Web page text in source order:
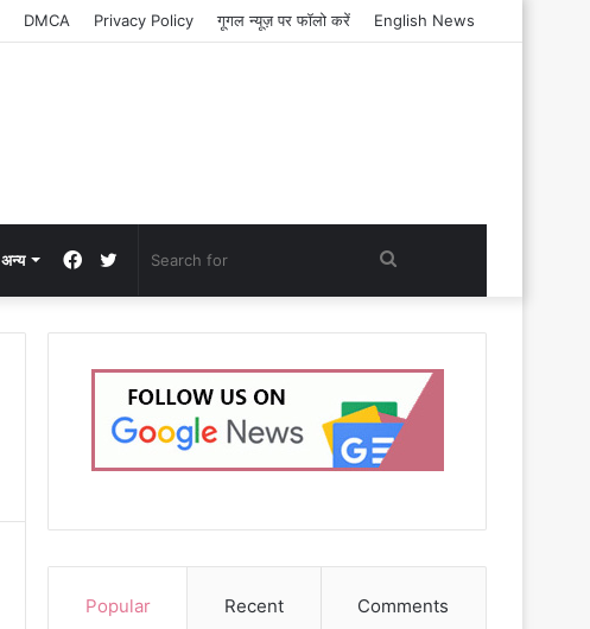
DMCA Privacy Policy गूगल न्यूज़ पर फॉलो करें English News
अन्य
for
Twitter
Facebook
Popular Recent Comments